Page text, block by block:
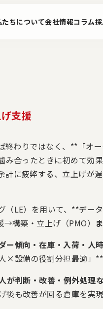
ービス PoC
たちについて会社情報
ニュ
コラム
支援
わりではなく、**「オ
合ったときに初めて効
に疲弊する、立上げが遅
（LE）を用いて、**デー
構築・立上げ（PMO）
傾向・在庫・入荷・人
×設備の役割分担最適」**
が判断・改善・例外処理
も改善が回る倉庫を実現